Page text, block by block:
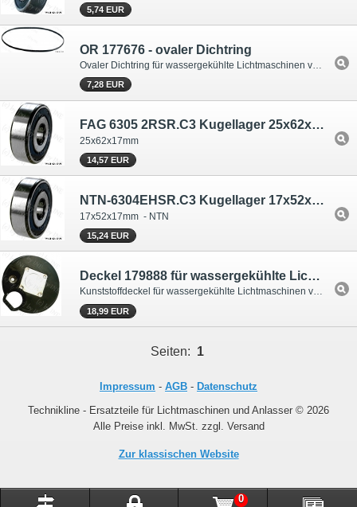
5,74 EUR
OR 177676 - ovaler Dichtring
Ovaler Dichtring für wassergekühlte Lichtmaschinen von Bosch
7,28 EUR
FAG 6305 2RSR.C3 Kugellager 25x62x17mm
25x62x17mm
14,57 EUR
NTN-6304EHSR.C3 Kugellager 17x52x17mm
17x52x17mm - NTN
15,24 EUR
Deckel 179888 für wassergekühlte Lichtmaschine
Kunststoffdeckel für wassergekühlte Lichtmaschinen von Bosch
18,99 EUR
Seiten: 1
Impressum - AGB - Datenschutz
Technikline - Ersatzteile für Lichtmaschinen und Anlasser © 2026
Alle Preise inkl. MwSt. zzgl. Versand
Zur klassischen Website
0